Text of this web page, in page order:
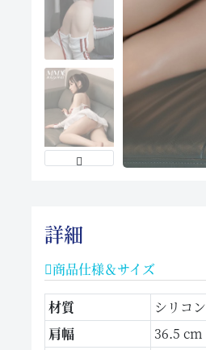
詳細
商品仕様＆サイズ
材質 シリコン
肩幅
36.5 cm